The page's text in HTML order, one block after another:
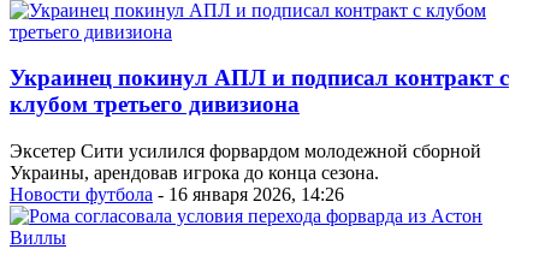
Украинец покинул АПЛ и подписал контракт с
клубом третьего дивизиона
Эксетер Сити усилился форвардом молодежной сборной
Украины, арендовав игрока до конца сезона.
Новости футбола - 16 января 2026, 14:26